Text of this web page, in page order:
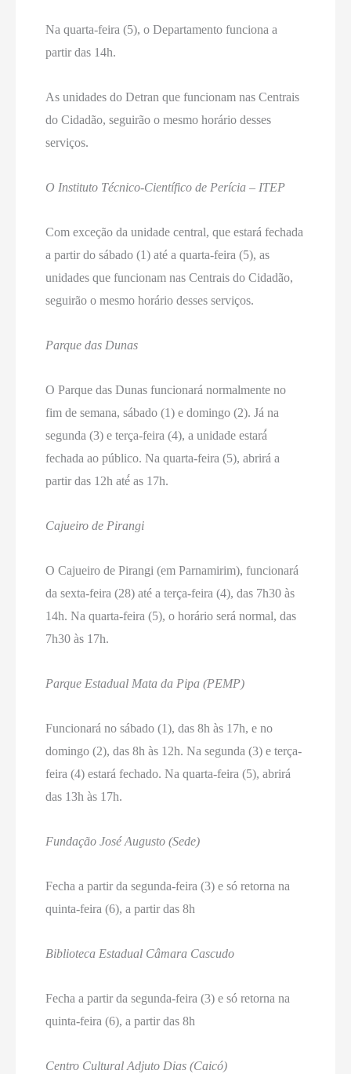
Na quarta-feira (5), o Departamento funciona a
partir das 14h.
As unidades do Detran que funcionam nas Centrais
do Cidadão, seguirão o mesmo horário desses
serviços.
O Instituto Técnico-Científico de Perícia – ITEP
Com exceção da unidade central, que estará fechada
a partir do sábado (1) até a quarta-feira (5), as
unidades que funcionam nas Centrais do Cidadão,
seguirão o mesmo horário desses serviços.
Parque das Dunas
O Parque das Dunas funcionará normalmente no
fim de semana, sábado (1) e domingo (2). Já na
segunda (3) e terça-feira (4), a unidade estará́
fechada ao público. Na quarta-feira (5), abrirá a
partir das 12h até́ as 17h.
Cajueiro de Pirangi
O Cajueiro de Pirangi (em Parnamirim), funcionará
da sexta-feira (28) até a terça-feira (4), das 7h30 às
14h. Na quarta-feira (5), o horário será normal, das
7h30 às 17h.
Parque Estadual Mata da Pipa (PEMP)
Funcionará no sábado (1), das 8h às 17h, e no
domingo (2), das 8h às 12h. Na segunda (3) e terça-
feira (4) estará fechado. Na quarta-feira (5), abrirá
das 13h às 17h.
Fundação José Augusto (Sede)
Fecha a partir da segunda-feira (3) e só retorna na
quinta-feira (6), a partir das 8h
Biblioteca Estadual Câmara Cascudo
Fecha a partir da segunda-feira (3) e só retorna na
quinta-feira (6), a partir das 8h
Centro Cultural Adjuto Dias (Caicó)